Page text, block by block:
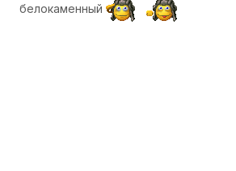
белокаменный